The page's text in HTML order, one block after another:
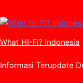
to
content
What HI-FI? Indonesia
Informasi Terupdate